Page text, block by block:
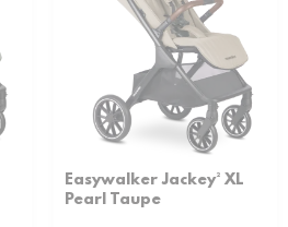
Easywalker Jackey² XL
Pearl Taupe